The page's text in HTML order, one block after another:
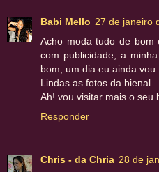
Babi Mello 27 de janeiro
Acho moda tudo de bom
com publicidade, a
bom, um dia eu ainda vou.
Lindas as fotos da bienal.
Ah! vou visitar mais o seu
Responder
Chris - da Chria 28 de